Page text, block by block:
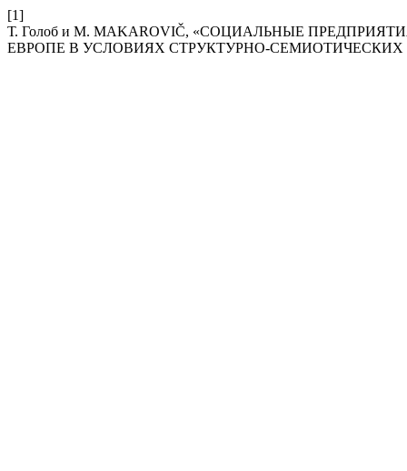
[1]
Т. Голоб и M. MAKAROVIČ, «СОЦИАЛЬНЫЕ
ЕВРОПЕ В УСЛОВИЯХ СТРУКТУРНО-